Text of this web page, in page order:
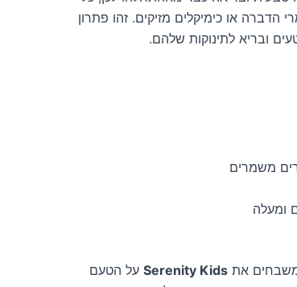
הדברה או כימיקלים מזיקים. זהו פתרון
ובריא לתינוקות שלהם.
משמרים
משבחים את Serenity Kids על הטעם